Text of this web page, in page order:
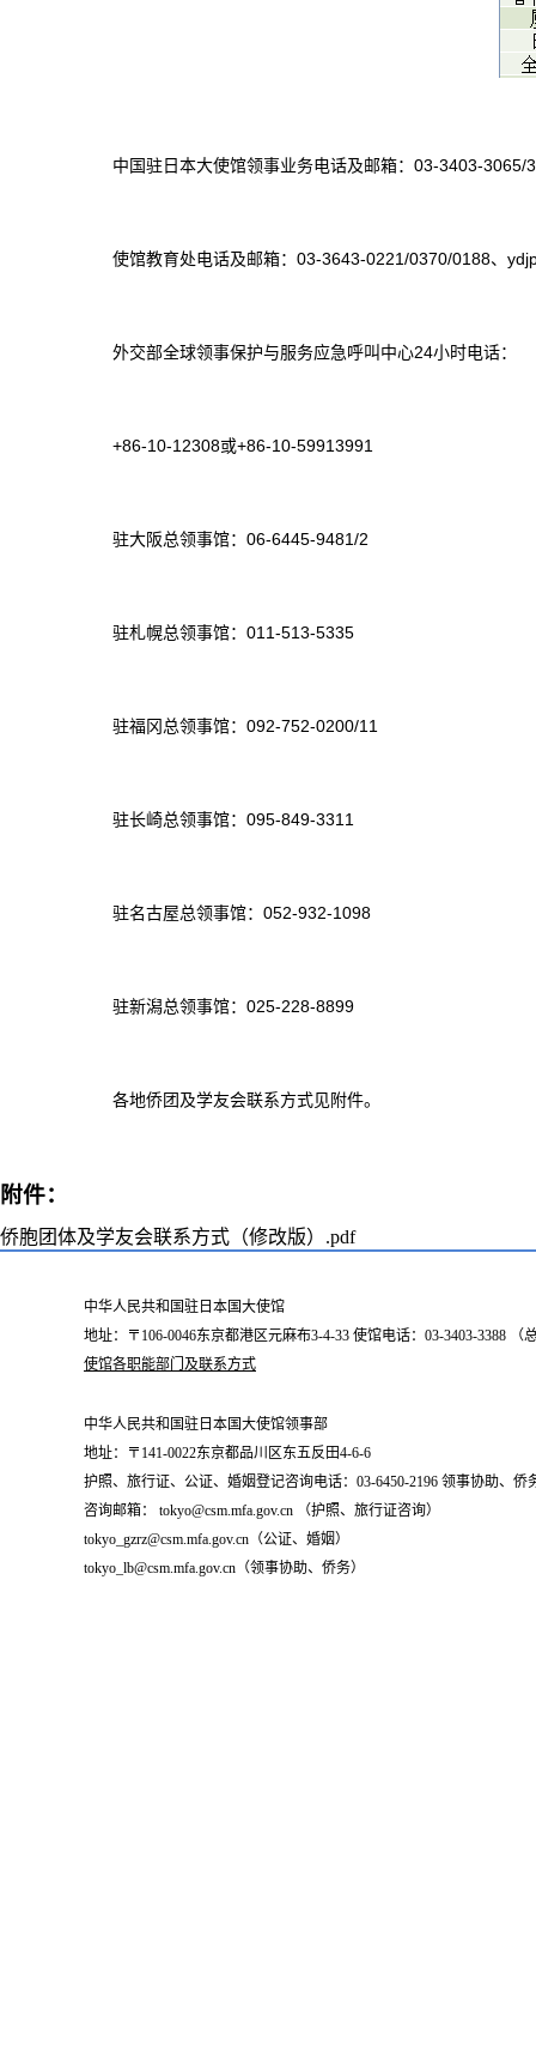
中国驻日本大使馆领事业务电话及邮箱：03-3403-3065/
使馆教育处电话及邮箱：03-3643-0221/0370/0188、
外交部全球领事保护与服务应急呼叫中心24小时电话：
+86-10-12308或+86-10-59913991
驻大阪总领事馆：06-6445-9481/2
驻札幌总领事馆：011-513-5335
驻福冈总领事馆：092-752-0200/11
驻长崎总领事馆：095-849-3311
驻名古屋总领事馆：052-932-1098
驻新潟总领事馆：025-228-8899
各地侨团及学友会联系方式见附件。
附件：
侨胞团体及学友会联系方式（修改版）.pdf
中华人民共和国驻日本国大使馆
地址：〒106-0046东京都港区元麻布3-4-33 使馆电话：03-3403-3388 （
使馆各职能部门及联系方式
中华人民共和国驻日本国大使馆领事部
地址：〒141-0022东京都品川区东五反田4-6-6
护照、旅行证、公证、婚姻登记咨询电话：03-6450-2196 领事协助、侨
咨询邮箱： tokyo@csm.mfa.gov.cn （护照、旅行证咨询）
tokyo_gzrz@csm.mfa.gov.cn（公证、婚姻）
tokyo_lb@csm.mfa.gov.cn（领事协助、侨务）